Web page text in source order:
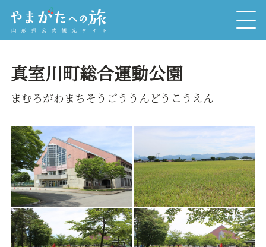
真室川町総合運動公園
まむろがわまちそうごううんどうこうえん